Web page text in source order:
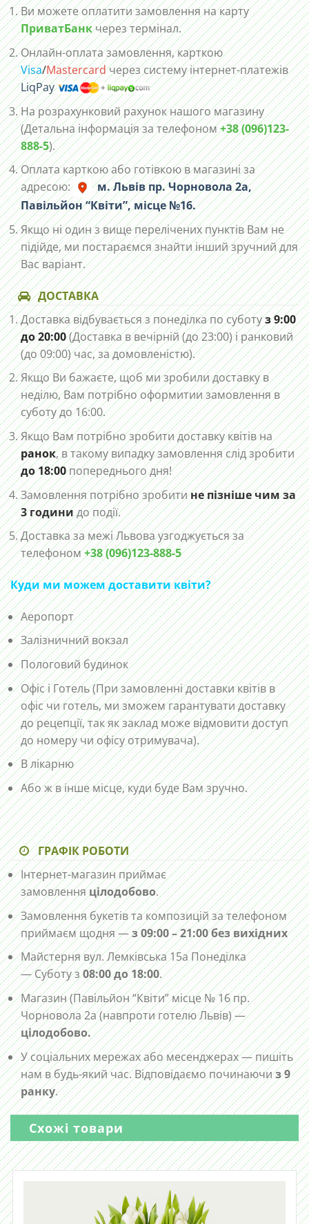
Ви можете оплатити замовлення на карту
ПриватБанкчерез термінал.
Онлайн-оплата замовлення, карткою
Visa/Mastercardчерез систему інтернет-платежів
LiqPay
На розрахунковий рахунок нашого магазину
(Детальна інформація за телефоном+38 (096)123-
888-5).
Оплата карткою або готівкою в магазині за
адресою:
м. Львів пр. Чорновола 2а,
Павільйон “Квіти”, місце №16.
Якщо ні один з вище перелічених пунктів Вам не
підійде, ми постараємся знайти інший зручний для
Вас варіант.
ДОСТАВКА
Доставка відбувається з понеділка по суботуз 9:00
до 20:00(Доставка в вечірній (до 23:00) і ранковий
(до 09:00) час, за домовленістю).
Якщо Ви бажаєте, щоб ми зробили доставку в
неділю, Вам потрібно оформитии замовлення в
суботу до 16:00.
Якщо Вам потрібно зробити доставку квітів на
ранок, в такому випадку замовлення слід зробити
до 18:00попереднього дня!
Замовлення потрібно зробитине пізніше чим за
3 годинидо події.
Доставка за межі Львова узгоджується за
телефоном+38 (096)123-888-5
Куди ми можем доставити квіти?
Аеропорт
Залізничний вокзал
Пологовий будинок
Офіс і Готель (При замовленні доставки квітів в
офіс чи готель, ми зможем гарантувати доставку
до рецепції, так як заклад може відмовити доступ
до номеру чи офісу отримувача).
В лікарню
Або ж в інше місце, куди буде Вам зручно.
ГРАФІК РОБОТИ
Інтернет-магазин приймає
замовленняцілодобово.
Замовлення букетів та композицій за телефоном
приймаєм щодня —з 09:00 – 21:00 без вихідних
Майстерня вул. Лемківська 15а Понеділка
— Суботу з08:00 до 18:00.
Магазин (Павільйон “Квіти” місце № 16 пр.
Чорновола 2а (навпроти готелю Львів) —
цілодобово.
У соціальних мережах або месенджерах — пишіть
нам в будь-який час. Відповідаємо починаючиз 9
ранку.
Схожі товари